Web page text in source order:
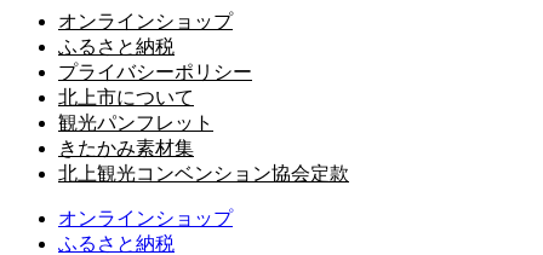
オンラインショップ
ふるさと納税
プライバシーポリシー
北上市について
観光パンフレット
きたかみ素材集
北上観光コンベンション協会定款
オンラインショップ
ふるさと納税